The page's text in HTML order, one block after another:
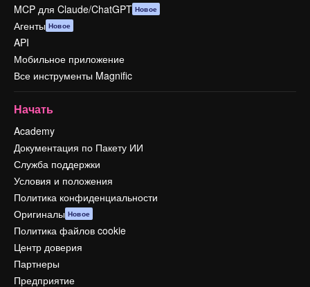
MCP для Claude/ChatGPT Новое
Агенты Новое
API
Мобильное приложение
Все инструменты Magnific
Начать
Academy
Документация по Пакету ИИ
Служба поддержки
Условия и положения
Политика конфиденциальности
Оригиналы Новое
Политика файлов cookie
Центр доверия
Партнеры
Предприятие